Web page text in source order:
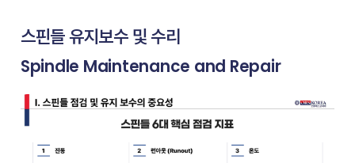
스핀들 유지보수 및 수리
Spindle Maintenance and Repair